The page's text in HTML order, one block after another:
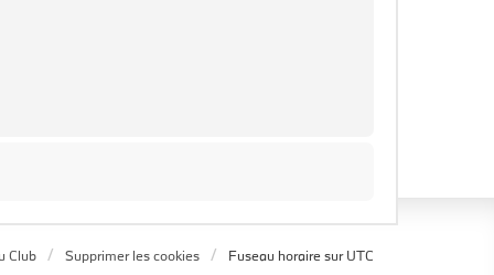
Club Supprimer les cookies Fuseau horaire surUTC